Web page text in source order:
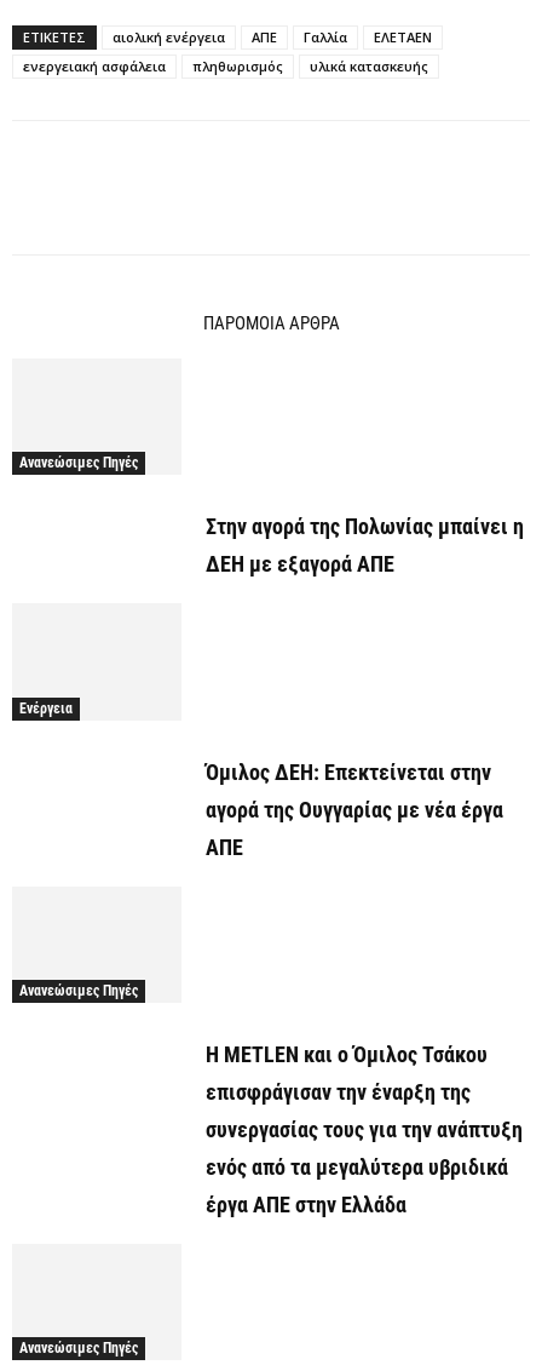
ΕΤΙΚΕΤΕΣ αιολική ενέργεια ΑΠΕ Γαλλία
ΕΛΕΤΑΕΝ
ενεργειακή ασφάλεια
πληθωρισμός υλικά κατασκευής
ΠΑΡΟΜΟΙΑ ΑΡΘΡΑ
Ανανεώσιμες Πηγές
Στην αγορά της Πολωνίας μπαίνει η
ΔΕΗ με εξαγορά ΑΠΕ
Ενέργεια
Όμιλος ΔΕΗ: Επεκτείνεται στην
αγορά της Ουγγαρίας με νέα έργα
ΑΠΕ
Ανανεώσιμες Πηγές
Η METLEN και ο Όμιλος Τσάκου
επισφράγισαν την έναρξη της
συνεργασίας τους για την ανάπτυξη
ενός από τα μεγαλύτερα υβριδικά
έργα ΑΠΕ στην Ελλάδα
Ανανεώσιμες Πηγές